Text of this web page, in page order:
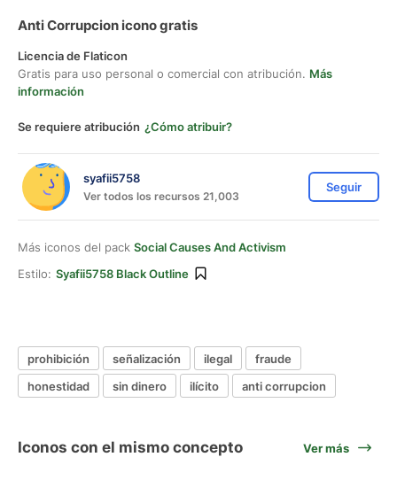
Anti Corrupcion icono gratis
Licencia de Flaticon
Gratis para uso personal o comercial con atribución. Más
información
Se requiere atribución ¿Cómo atribuir?
syafii5758
Ver todos los recursos 21,003
Seguir
Más iconos del pack Social Causes And Activism
Estilo: Syafii5758 Black Outline
prohibición señalización ilegal
fraude
honestidad
sin dinero ilícito anti corrupcion
Iconos con el mismo concepto Ver más